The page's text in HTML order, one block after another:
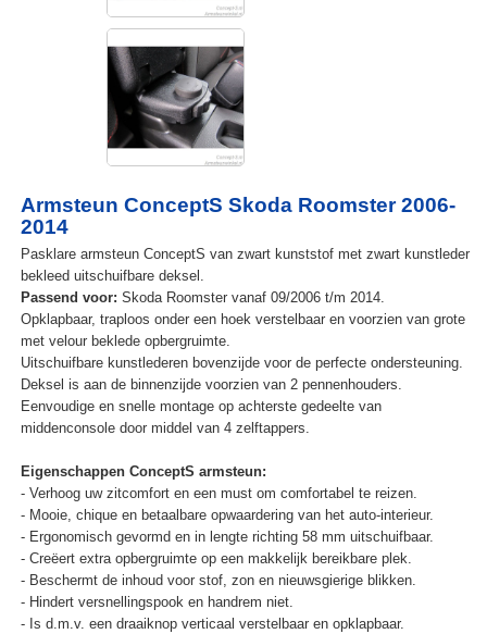
Armsteun ConceptS Skoda Roomster 2006-
2014
Pasklare armsteun ConceptS van zwart kunststof met zwart kunstleder
bekleed uitschuifbare deksel.
Passend voor: Skoda Roomster vanaf 09/2006 t/m 2014.
Opklapbaar, traploos onder een hoek verstelbaar en voorzien van grote
met velour beklede opbergruimte.
Uitschuifbare kunstlederen bovenzijde voor de perfecte ondersteuning.
Deksel is aan de binnenzijde voorzien van 2 pennenhouders.
Eenvoudige en snelle montage op achterste gedeelte van
middenconsole door middel van 4 zelftappers.
Eigenschappen ConceptS armsteun:
- Verhoog uw zitcomfort en een must om comfortabel te reizen.
- Mooie, chique en betaalbare opwaardering van het auto-interieur.
- Ergonomisch gevormd en in lengte richting 58 mm uitschuifbaar.
- Creëert extra opbergruimte op een makkelijk bereikbare plek.
- Beschermt de inhoud voor stof, zon en nieuwsgierige blikken.
- Hindert versnellingspook en handrem niet.
- Is d.m.v. een draaiknop verticaal verstelbaar en opklapbaar.